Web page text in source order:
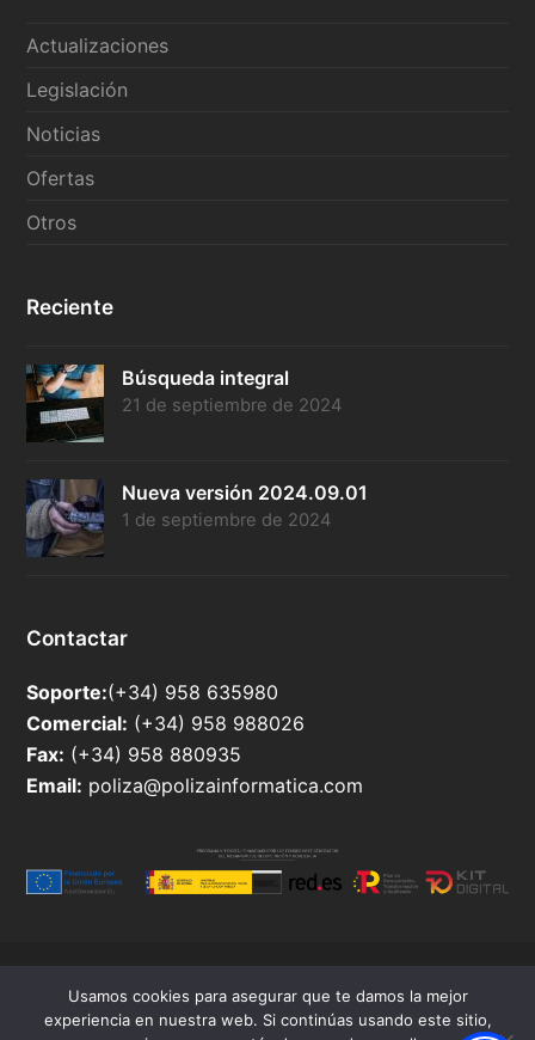
Actualizaciones
Legislación
Noticias
Ofertas
Otros
Reciente
Búsqueda integral
21 de septiembre de 2024
Nueva versión 2024.09.01
1 de septiembre de 2024
Contactar
Soporte:(+34) 958 635980
Comercial: (+34) 958 988026
Fax: (+34) 958 880935
Email: poliza@polizainformatica.com
La Empresa
Distribuidores
Noticias
Usamos cookies para asegurar que te damos la mejor
experiencia en nuestra web. Si continúas usando este sitio,